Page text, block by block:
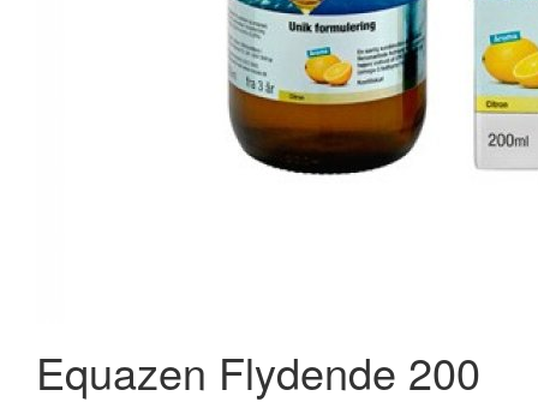
Læg i kurv
Equazen Flydende 200